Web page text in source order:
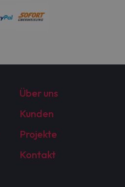
Über uns
Kunden
Projekte
Kontakt